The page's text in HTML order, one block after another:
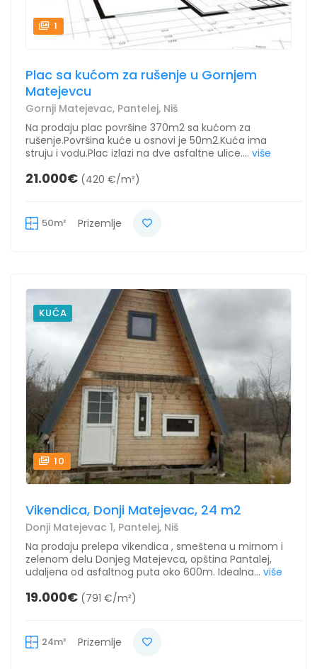
1
Plac sa kućom za rušenje u Gornjem
Matejevcu
Gornji Matejevac, Pantelej, Niš
Na prodaju plac površine 370m2 sa kućom za
rušenje.Površina kuće u osnovi je 50m2.Kuća ima
struju i vodu.Plac izlazi na dve asfaltne ulice.... više
21.000€ (420 €/m²)
50m² Prizemlje
KUĆA
10
Vikendica, Donji Matejevac, 24 m2
Donji Matejevac 1, Pantelej, Niš
Na prodaju prelepa vikendica , smeštena u mirnom i
zelenom delu Donjeg Matejevca, opština Pantalej,
udaljena od asfaltnog puta oko 600m. Idealna... više
19.000€ (791 €/m²)
24m² Prizemlje